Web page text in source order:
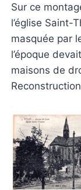
Sur ce
l’église Saint-
masquée par
l’époque
maisons de
Reconstruction